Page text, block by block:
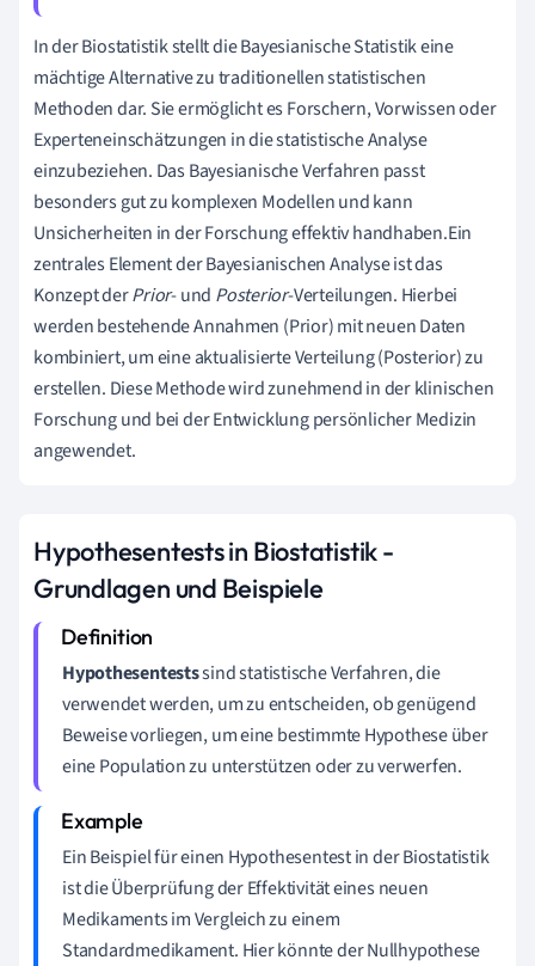
In der Biostatistik stellt die Bayesianische Statistik eine
mächtige Alternative zu traditionellen statistischen
Methoden dar. Sie ermöglicht es Forschern, Vorwissen oder
Experteneinschätzungen in die statistische Analyse
einzubeziehen. Das Bayesianische Verfahren passt
besonders gut zu komplexen Modellen und kann
Unsicherheiten in der Forschung effektiv handhaben.Ein
zentrales Element der Bayesianischen Analyse ist das
Konzept derPrior- und Posterior-Verteilungen. Hierbei
werden bestehende Annahmen (Prior) mit neuen Daten
kombiniert, um eine aktualisierte Verteilung (Posterior) zu
erstellen. Diese Methode wird zunehmend in der klinischen
Forschung und bei der Entwicklung persönlicher Medizin
angewendet.
Hypothesentests in Biostatistik -
Grundlagen und Beispiele
Hypothesentestssind statistische Verfahren, die
verwendet werden, um zu entscheiden, ob genügend
Beweise vorliegen, um eine bestimmte Hypothese über
eine Population zu unterstützen oder zu verwerfen.
Ein Beispiel für einen Hypothesentest in der Biostatistik
ist die Überprüfung der Effektivität eines neuen
Medikaments im Vergleich zu einem
Standardmedikament. Hier könnte der Nullhypothese